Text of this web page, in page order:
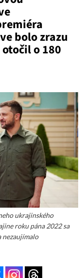
bolo zrazu
o 180
ukrajinského
roku pána 2022 sa
nezaujímalo